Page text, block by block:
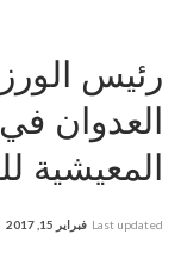
رئيس
العدوان
المعيشية
Last updated فبراير 15, 2017